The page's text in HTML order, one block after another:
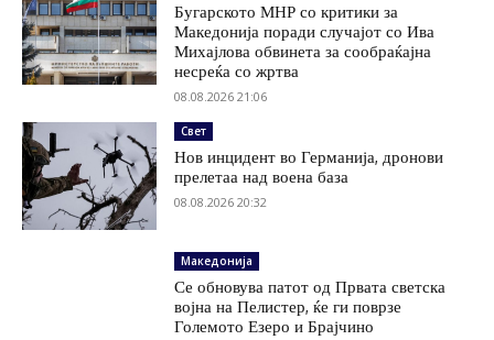
Бугарското МНР со критики за
Македонија поради случајот со Ива
Михајлова обвинета за сообраќајна
несреќа со жртва
08.08.2026 21:06
Свет
Нов инцидент во Германија, дронови
прелетаа над воена база
08.08.2026 20:32
Македонија
Се обновува патот од Првата светска
војна на Пелистер, ќе ги поврзе
Големото Езеро и Брајчино